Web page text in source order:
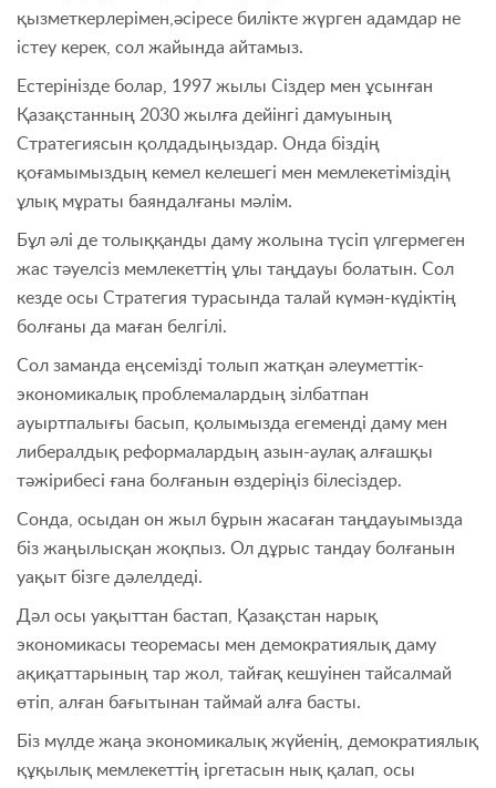
қызметкерлерімен,әсіресе билікте жүрген адамдар не
істеу керек, сол жайында айтамыз.
Естерінізде болар, 1997 жылы Сіздер мен ұсынған
Қазақстанның 2030 жылға дейінгі дамуының
Стратегиясын қолдадыңыздар. Онда біздің
қоғамымыздың кемел келешегі мен мемлекетіміздің
ұлық мұраты баяндалғаны мәлім.
Бұл әлі де толыққанды даму жолына түсіп үлгермеген
жас тәуелсіз мемлекеттің ұлы таңдауы болатын. Сол
кезде осы Стратегия турасында талай күмән-күдіктің
болғаны да маған белгілі.
Сол заманда еңсемізді толып жатқан әлеуметтік-
экономикалық проблемалардың зілбатпан
ауыртпалығы басып, қолымызда егеменді даму мен
либералдық реформалардың азын-аулақ алғашқы
тәжірибесі ғана болғанын өздеріңіз білесіздер.
Сонда, осыдан он жыл бұрын жасаған таңдауымызда
біз жаңылысқан жоқпыз. Ол дұрыс тандау болғанын
уақыт бізге дәлелдеді.
Дәл осы уақыттан бастап, Қазақстан нарық
экономикасы теоремасы мен демократиялық даму
ақиқаттарының тар жол, тайғақ кешуінен тайсалмай
өтіп, алған бағытынан таймай алға басты.
Біз мүлде жаңа экономикалық жүйенің, демократиялық
құқылық мемлекеттің іргетасын нық қалап, осы